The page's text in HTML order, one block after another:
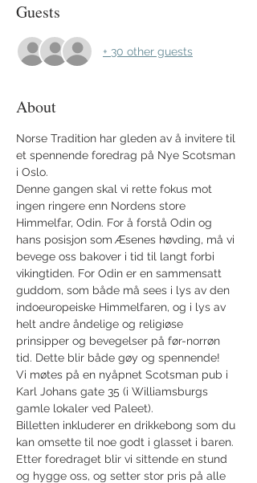
Guests
+ 30 other guests
About
Norse Tradition har gleden av å invitere til
et spennende foredrag på Nye Scotsman
i Oslo.
Denne gangen skal vi rette fokus mot
ingen ringere enn Nordens store
Himmelfar, Odin. For å forstå Odin og
hans posisjon som Æsenes høvding, må vi
bevege oss bakover i tid til langt forbi
vikingtiden. For Odin er en sammensatt
guddom, som både må sees i lys av den
indoeuropeiske Himmelfaren, og i lys av
helt andre åndelige og religiøse
prinsipper og bevegelser på før-norrøn
tid. Dette blir både gøy og spennende!
Vi møtes på en nyåpnet Scotsman pub i
Karl Johans gate 35 (i Williamsburgs
gamle lokaler ved Paleet).
Billetten inkluderer en drikkebong som du
kan omsette til noe godt i glasset i baren.
Etter foredraget blir vi sittende en stund
og hygge oss, og setter stor pris på alle